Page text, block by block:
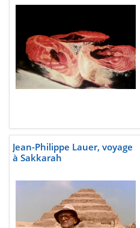
Jean-Philippe Lauer, voyage
à Sakkarah